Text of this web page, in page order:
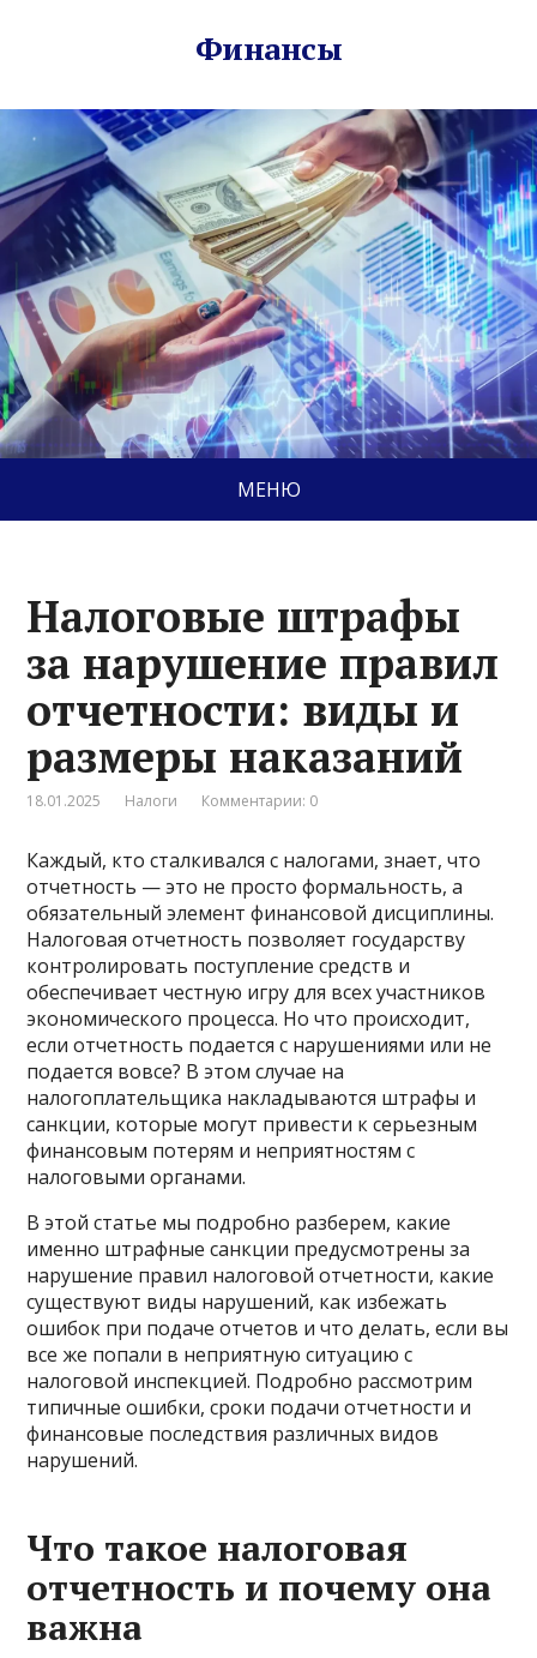
Финансы
МЕНЮ
Налоговые штрафы
за нарушение правил
отчетности: виды и
размеры наказаний
18.01.2025 Налоги Комментарии: 0
Каждый, кто сталкивался с налогами, знает, что
отчетность — это не просто формальность, а
обязательный элемент финансовой дисциплины.
Налоговая отчетность позволяет государству
контролировать поступление средств и
обеспечивает честную игру для всех участников
экономического процесса. Но что происходит,
если отчетность подается с нарушениями или не
подается вовсе? В этом случае на
налогоплательщика накладываются штрафы и
санкции, которые могут привести к серьезным
финансовым потерям и неприятностям с
налоговыми органами.
В этой статье мы подробно разберем, какие
именно штрафные санкции предусмотрены за
нарушение правил налоговой отчетности, какие
существуют виды нарушений, как избежать
ошибок при подаче отчетов и что делать, если вы
все же попали в неприятную ситуацию с
налоговой инспекцией. Подробно рассмотрим
типичные ошибки, сроки подачи отчетности и
финансовые последствия различных видов
нарушений.
Что такое налоговая
отчетность и почему она
важна